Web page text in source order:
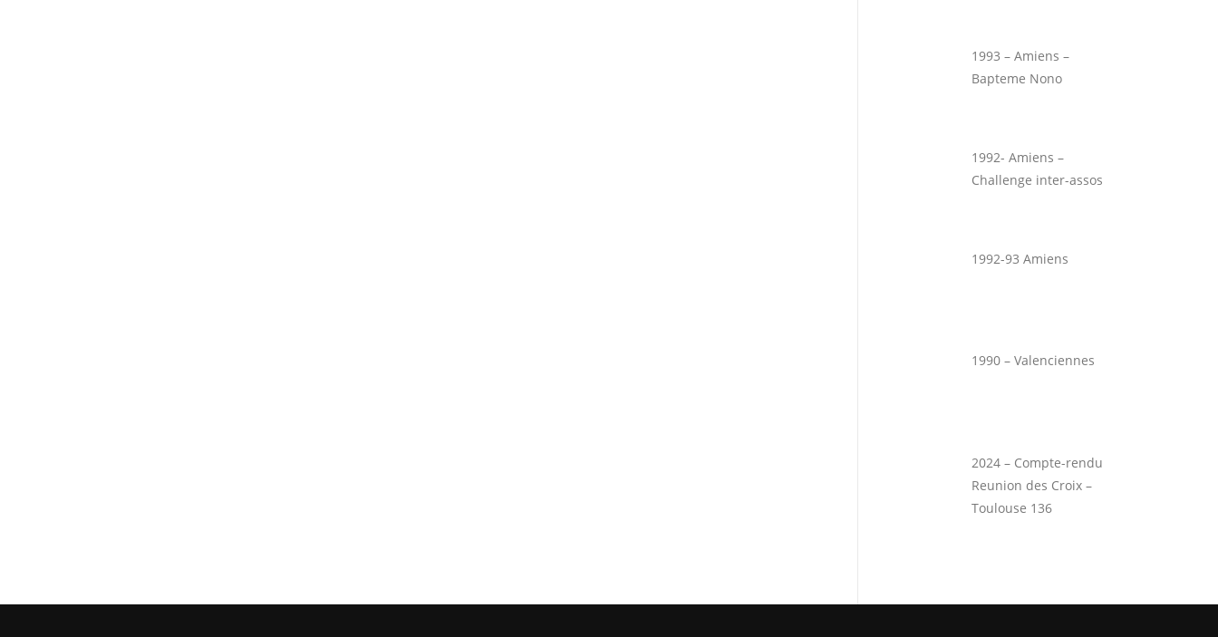
1993 – Amiens –
Bapteme Nono
1992- Amiens –
Challenge inter-assos
1992-93 Amiens
1990 – Valenciennes
2024 – Compte-rendu
Reunion des Croix –
Toulouse 136